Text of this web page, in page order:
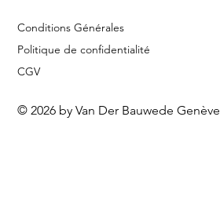
Conditions Générales
Politique de confidentialité
CGV
© 2026 by Van Der Bauwede Genève